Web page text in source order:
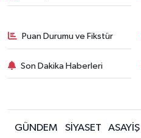
Puan Durumu ve Fikstür
Son Dakika Haberleri
GÜNDEM SİYASET ASAYİŞ